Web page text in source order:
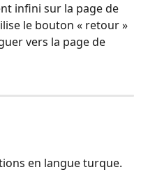
infini sur la page de
le bouton « retour »
vers la page de
en langue turque.